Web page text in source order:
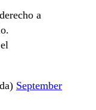
a
September